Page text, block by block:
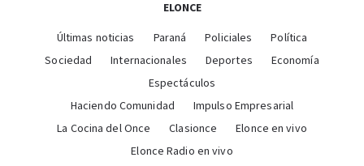
ELONCE
Últimas noticias Paraná Policiales
Política
Sociedad
Internacionales Deportes
Economía
Espectáculos
Haciendo Comunidad
Impulso Empresarial
La Cocina del Once
Clasionce
Elonce en vivo
Elonce Radio en vivo